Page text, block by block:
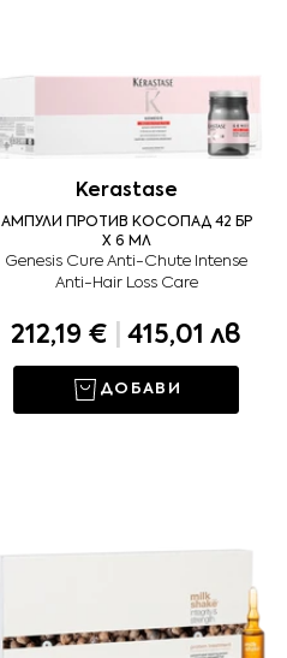
Kerastase
АМПУЛИ ПРОТИВ КОСОПАД 42 БР
X 6 МЛ
Genesis Cure Anti-Chute Intense
Anti-Hair Loss Care
212,19 € 415,01 лв
ДОБАВИ